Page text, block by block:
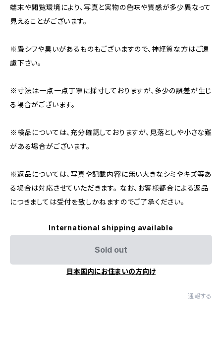
端末や閲覧環境により、写真と実物の色味や質感が多少異なって
見えることがございます。
※畳シワや臭いがあるものもございますので、神経質な方はご遠
慮下さい。
※寸法は一点一点丁寧に採寸しておりますが、多少の誤差が生じ
る場合がございます。
※検品については、充分確認しておりますが、見落としや小さな難
がある場合がございます。
※返品については、写真や記載内容に無い大きなシミやキズ等あ
る場合は対応させていただきます。 なお、お客様都合による返品
につきましては受付を致しかねますのでご了承ください。
International shipping available
Sold out
日本国内にお住まいの方向け
通報する